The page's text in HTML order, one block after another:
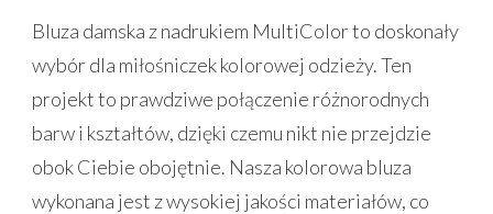
Bluza damska z nadrukiem MultiColor to doskonały
wybór dla miłośniczek kolorowej odzieży. Ten
projekt to prawdziwe połączenie różnorodnych
barw i kształtów, dzięki czemu nikt nie przejdzie
obok Ciebie obojętnie. Nasza kolorowa bluza
wykonana jest z wysokiej jakości materiałów, co